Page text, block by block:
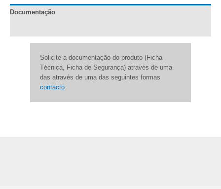
Documentação
Solicite a documentação do produto (Ficha
Técnica, Ficha de Segurança) através de uma
das através de uma das seguintes formas
contacto